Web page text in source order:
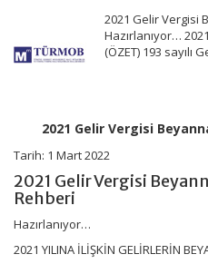
2021 Gelir Vergisi
Hazırlanıyor… 2021
(ÖZET) 193 sayılı
2021 Gelir Vergisi
Tarih: 1 Mart 2022
2021 Gelir Vergisi
Rehberi
Hazırlanıyor…
2021 YILINA İLİŞKİN GELİRLERİN